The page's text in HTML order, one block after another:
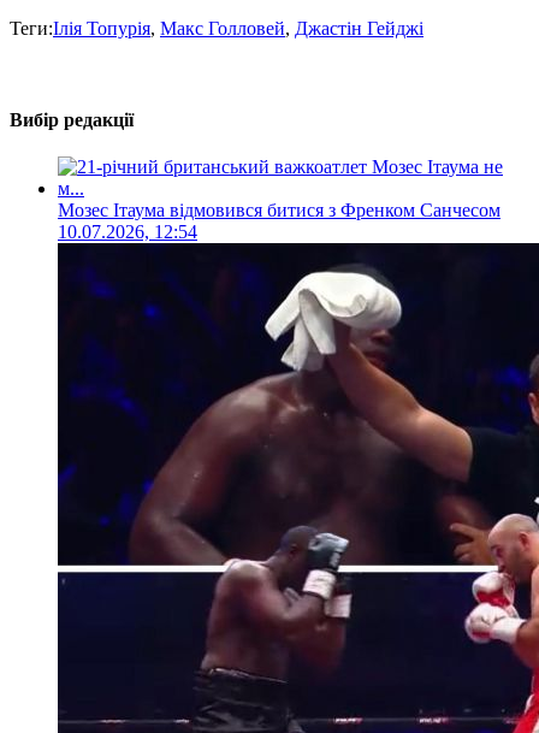
Теги:Ілія Топурія, Макс Голловей, Джастін Гейджі
Вибір редакції
Мозес Ітаума відмовився битися з Френком Санчесом
10.07.2026, 12:54